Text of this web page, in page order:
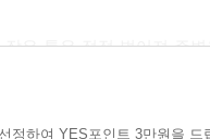
은 틈은 점점 벌어져 주
구들에게 손을 내밀어 어
정하여 YES포인트 3만원을 드